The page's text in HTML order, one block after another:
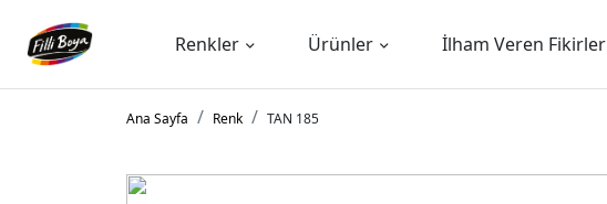
Renkler Ürünler İlham Veren Fikirler
Ana Sayfa Renk TAN 185